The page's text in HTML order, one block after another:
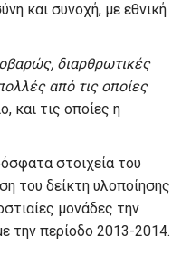
και συνοχή, με εθνική
διαρθρωτικές
από τις οποίες
και τις οποίες η
στοιχεία του
του δείκτη υλοποίησης
μονάδες την
την περίοδο 2013-2014.